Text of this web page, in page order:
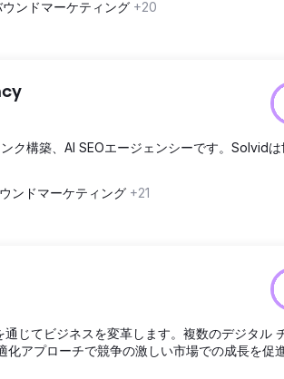
ンドマーケティング +20
ク構築、AI SEOエージェンシーです。Solvidは
ンドマーケティング +21
じてビジネスを変革します。複数のデジタル
アプローチで競争の激しい市場での成長を促